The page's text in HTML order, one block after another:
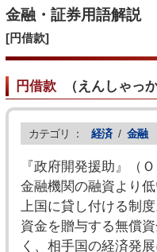
金融・証券用語解説
[円借款]
円借款（えんしゃっ
カテゴリ ： 経済 / 金融
『政府開発援助』（
金融機関の融資より
上国に貸し付ける制度
資金を贈与する無償
く、相手国の経済発